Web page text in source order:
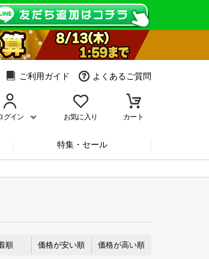
ご利用ガイド よくあるご質問
グイン お気に入り カート
特集・セール
順 価格が安い順 価格が高い順